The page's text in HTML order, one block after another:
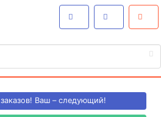
заказов! Ваш – следующий!